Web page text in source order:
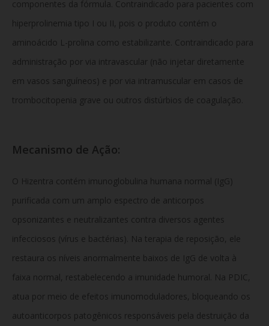
componentes da fórmula. Contraindicado para pacientes com
hiperprolinemia tipo I ou II, pois o produto contém o
aminoácido L-prolina como estabilizante. Contraindicado para
administração por via intravascular (não injetar diretamente
em vasos sanguíneos) e por via intramuscular em casos de
trombocitopenia grave ou outros distúrbios de coagulação.
Mecanismo de Ação:
O Hizentra contém imunoglobulina humana normal (IgG)
purificada com um amplo espectro de anticorpos
opsonizantes e neutralizantes contra diversos agentes
infecciosos (vírus e bactérias). Na terapia de reposição, ele
restaura os níveis anormalmente baixos de IgG de volta à
faixa normal, restabelecendo a imunidade humoral. Na PDIC,
atua por meio de efeitos imunomoduladores, bloqueando os
autoanticorpos patogênicos responsáveis pela destruição da